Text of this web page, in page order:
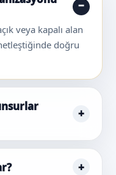
veya kapalı alan
doğru